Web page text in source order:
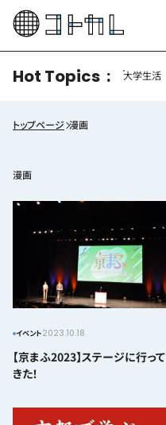
Hot Topics 大学生活
トップページ 漫画
漫画
イベント2023.10.18
【京まふ2023】ステージに行って
きた！